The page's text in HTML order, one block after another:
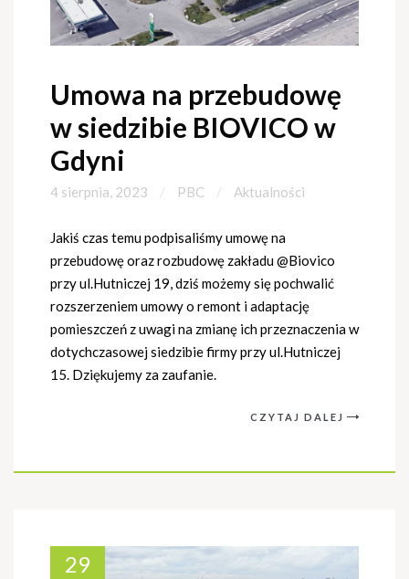
Umowa na przebudowę
w siedzibie BIOVICO w
Gdyni
4 sierpnia, 2023 PBC Aktualności
Jakiś czas temu podpisaliśmy umowę na
przebudowę oraz rozbudowę zakładu @Biovico
przy ul.Hutniczej 19, dziś możemy się pochwalić
rozszerzeniem umowy o remont i adaptację
pomieszczeń z uwagi na zmianę ich przeznaczenia w
dotychczasowej siedzibie firmy przy ul.Hutniczej
15. Dziękujemy za zaufanie.
CZYTAJ DALEJ
29